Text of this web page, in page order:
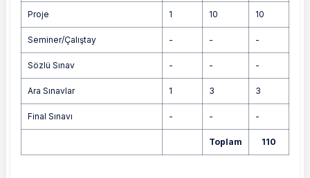
Proje 1 10 10
Seminer/Çalıştay - - -
Sözlü Sınav - - -
Ara Sınavlar 1 3 3
Final Sınavı - - -
Toplam 110